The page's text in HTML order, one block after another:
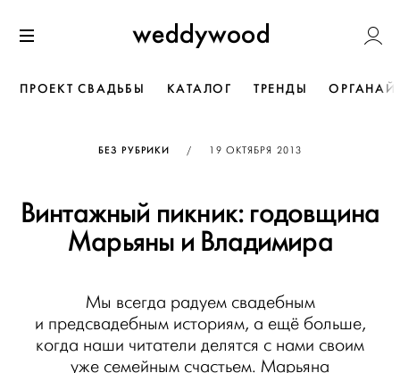
к содержанию
Weddywood
ПРОЕКТ СВАДЬБЫ КАТАЛОГ ТРЕНДЫ
БЕЗ РУБРИКИ / ОПУБЛИКОВАНО
19 ОКТЯБРЯ 2013
Винтажный пикник: годовщина
Марьяны и Владимира
Мы всегда радуем свадебным
и предсвадебным историям, а ещё больше,
когда наши читатели делятся с нами своим
уже семейным счастьем. Марьяна